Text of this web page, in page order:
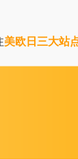
美欧日三大站